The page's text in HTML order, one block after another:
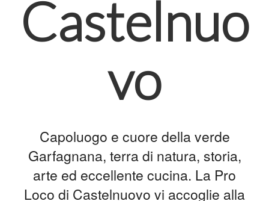
Castelnuo
vo
Capoluogo e cuore della verde
Garfagnana, terra di natura, storia,
arte ed eccellente cucina. La Pro
Loco di Castelnuovo vi accoglie alla